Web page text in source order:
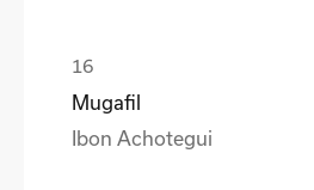
Mugafil
Ibon Achotegui